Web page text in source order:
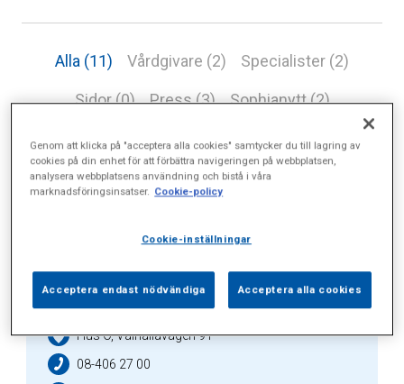
Alla (11) Vårdgivare (2) Specialister (2)
Sidor (0) Press (3) Sophianytt (2)
Vårdgivare
Capio Artro Clinic
Hus O, Valhallavägen 91
08-406 27 00
Genom att klicka på "acceptera alla cookies" samtycker du till lagring av
cookies på din enhet för att förbättra navigeringen på webbplatsen,
analysera webbplatsens användning och bistå i våra
marknadsföringsinsatser. Cookie-policy
Cookie-inställningar
Acceptera endast nödvändiga Acceptera alla cookies